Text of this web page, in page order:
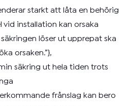
starkt att låta en behörig
vid installation kan orsaka
löser ut upprepat ska
orsaken.”},
min säkring ut hela tiden trots
frånslag kan bero